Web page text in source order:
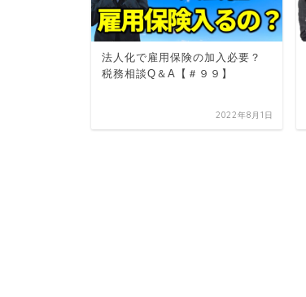
法人化で雇用保険の加入必要？
税務相談Q＆A【＃９９】
2022年8月1日